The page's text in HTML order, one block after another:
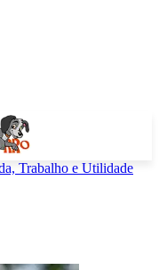
Trabalho e Utilidade